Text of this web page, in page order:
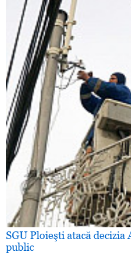
SGU Ploieşti atacă
public